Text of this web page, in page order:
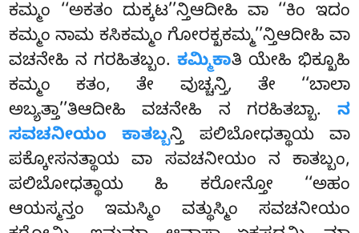
ಕಮ್ಮಂ ‘‘ಅಕತಂ ದುಕ್ಕಟ’’ನ್ತಿಆದೀಹಿ ವಾ ‘‘ಕಿಂ ಇದಂ
ಕಮ್ಮಂ ನಾಮ ಕಸಿಕಮ್ಮಂ ಗೋರಕ್ಖಕಮ್ಮ’’ನ್ತಿಆದೀಹಿ ವಾ
ವಚನೇಹಿ ನ ಗರಹಿತಬ್ಬಂ. ಕಮ್ಮಿಕಾತಿ ಯೇಹಿ ಭಿಕ್ಖೂಹಿ
ಕಮ್ಮಂ ಕತಂ, ತೇ ವುಚ್ಚನ್ತಿ, ತೇ ‘‘ಬಾಲಾ
ಅಬ್ಯತ್ತಾ’’ತಿಆದೀಹಿ ವಚನೇಹಿ ನ ಗರಹಿತಬ್ಬಾ. ನ
ಸವಚನೀಯಂ ಕಾತಬ್ಬನ್ತಿ ಪಲಿಬೋಧತ್ಥಾಯ ವಾ
ಪಕ್ಕೋಸನತ್ಥಾಯ ವಾ ಸವಚನೀಯಂ ನ ಕಾತಬ್ಬಂ,
ಪಲಿಬೋಧತ್ಥಾಯ ಹಿ ಕರೋನ್ತೋ ‘‘ಅಹಂ
ಆಯಸ್ಮನ್ತಂ ಇಮಸ್ಮಿಂ ವತ್ಥುಸ್ಮಿಂ ಸವಚನೀಯಂ